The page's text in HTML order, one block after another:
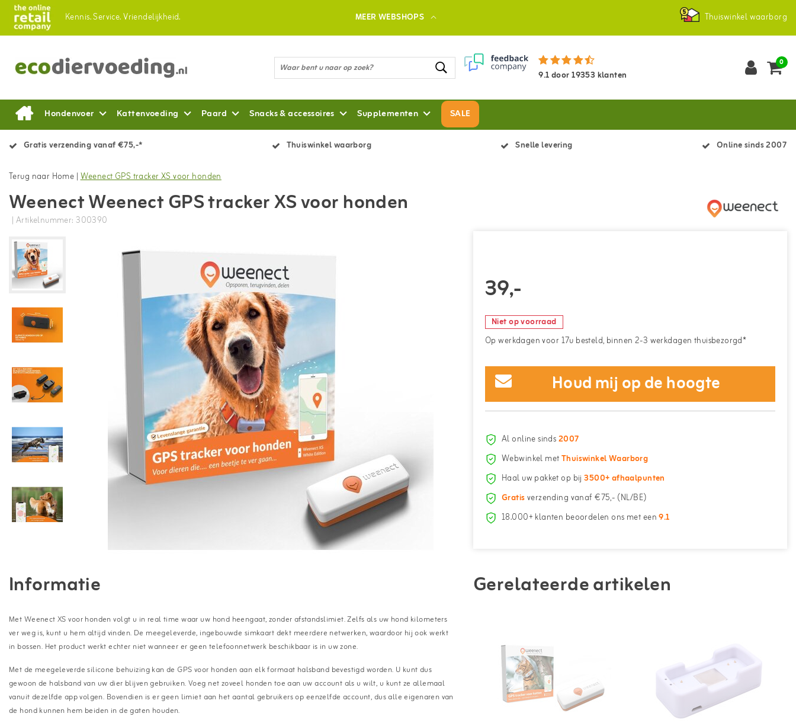
Kennis.Service.Vriendelijkheid. MEER WEBSHOPS Thuiswinkel waarborg
9.1door19353 klanten
0
Hondenvoer Kattenvoeding Paard Snacks & accessoires Supplementen SALE
Gratis verzending vanaf €75,-* Thuiswinkel waarborg Snelle levering Online sinds 2007
Terug naar Home |Weenect GPS tracker XS voor honden
Weenect Weenect GPS tracker XS voor honden
| Artikelnummer: 300390
39,-
Niet op voorraad
Op werkdagen voor 17u besteld, binnen 2-3 werkdagen thuisbezorgd*
Houd mij op de hoogte
Al online sinds2007
Webwinkel metThuiswinkel Waarborg
Haal uw pakket op bij3500+ afhaalpunten
Gratisverzending vanaf €75,- (NL/BE)
18.000+ klanten beoordelen ons met een9.1
Informatie
Met Weenect XS voor honden volgt u in real time waar uw hond heengaat, zonder afstandslimiet. Zelfs als uw hond kilometers
ver weg is, kunt u hem altijd vinden. De meegeleverde, ingebouwde simkaart dekt meerdere netwerken, waardoor hij ook werkt
in bossen. Het product werkt echter niet wanneer er geen telefoonnetwerk beschikbaar is in uw zone.
Met de meegeleverde silicone behuizing kan de GPS voor honden aan elk formaat halsband bevestigd worden. U kunt dus
gewoon de halsband van uw dier blijven gebruiken. Voeg net zoveel honden toe aan uw account als u wilt, u kunt ze allemaal
vanuit dezelfde app volgen. Bovendien is er geen limiet aan het aantal gebruikers op eenzelfde account, dus alle eigenaren van
de hond kunnen hem beiden in de gaten houden.
Gerelateerde artikelen